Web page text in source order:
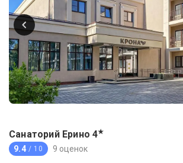
Санаторий Ерино 4★
9.4 / 10 9 оценок